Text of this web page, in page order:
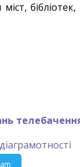
міст,